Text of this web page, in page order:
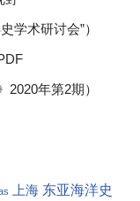
学术研讨会”）
2020年第2期）
上海 东亚海洋史